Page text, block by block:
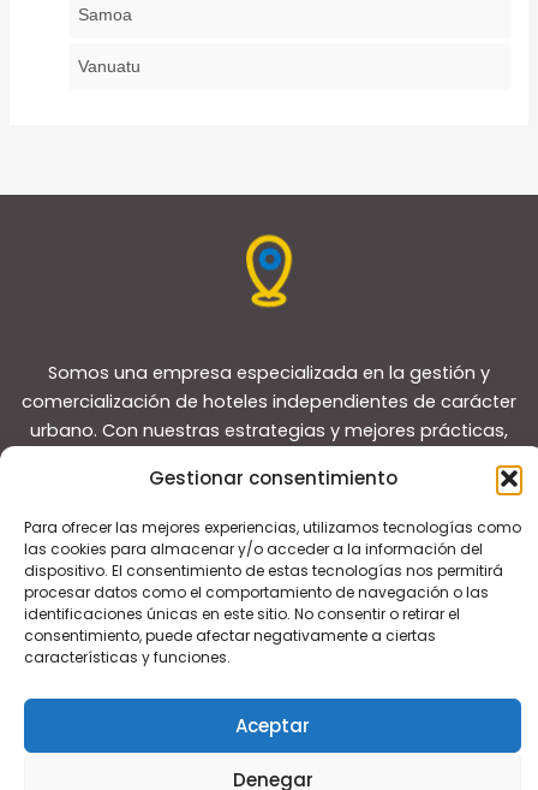
Gestionar consentimiento
Para ofrecer las mejores experiencias, utilizamos tecnologías como
las cookies para almacenar y/o acceder a la información del
dispositivo. El consentimiento de estas tecnologías nos permitirá
procesar datos como el comportamiento de navegación o las
identificaciones únicas en este sitio. No consentir o retirar el
consentimiento, puede afectar negativamente a ciertas
características y funciones.
Aceptar
Denegar
Samoa
Vanuatu
Somos una empresa especializada en la gestión y
comercialización de hoteles independientes de carácter
urbano. Con nuestras estrategias y mejores prácticas,
sus competidores y convertirlos en líderes del mercado
local.
Copyright © 2026 Guías de viaje